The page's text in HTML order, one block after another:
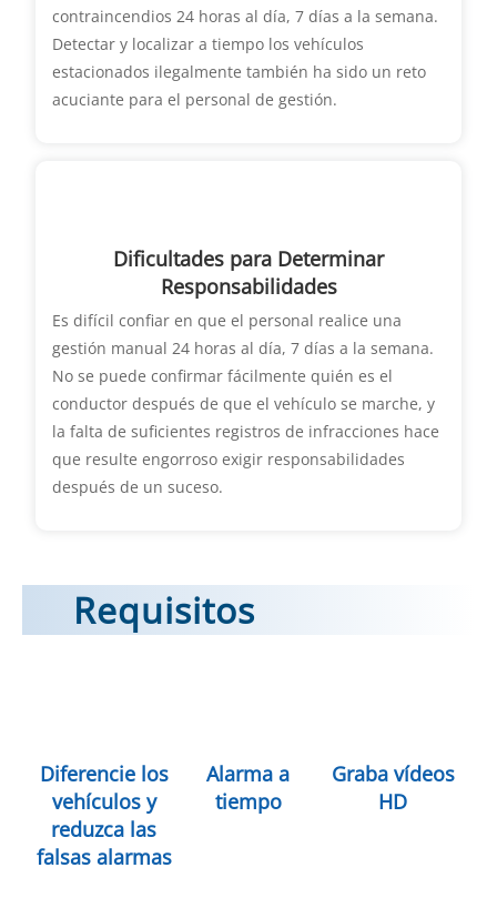
contraincendios 24 horas al día, 7 días a la semana.
Detectar y localizar a tiempo los vehículos
estacionados ilegalmente también ha sido un reto
acuciante para el personal de gestión.
Dificultades para Determinar
Responsabilidades
Es difícil confiar en que el personal realice una
gestión manual 24 horas al día, 7 días a la semana.
No se puede confirmar fácilmente quién es el
conductor después de que el vehículo se marche, y
la falta de suficientes registros de infracciones hace
que resulte engorroso exigir responsabilidades
después de un suceso.
Requisitos
Diferencie los
vehículos y
reduzca las
falsas alarmas
Alarma a
tiempo
Graba vídeos
HD